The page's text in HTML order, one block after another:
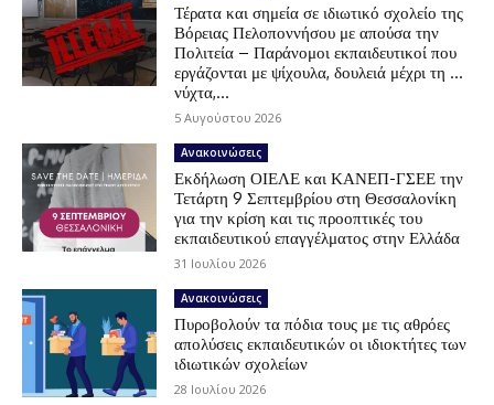
Τέρατα και σημεία σε ιδιωτικό σχολείο της
Βόρειας Πελοποννήσου με απούσα την
Πολιτεία – Παράνομοι εκπαιδευτικοί που
εργάζονται με ψίχουλα, δουλειά μέχρι τη …
νύχτα,...
5 Αυγούστου 2026
Ανακοινώσεις
Εκδήλωση ΟΙΕΛΕ και ΚΑΝΕΠ-ΓΣΕΕ την
Τετάρτη 9 Σεπτεμβρίου στη Θεσσαλονίκη
για την κρίση και τις προοπτικές του
εκπαιδευτικού επαγγέλματος στην Ελλάδα
31 Ιουλίου 2026
Ανακοινώσεις
Πυροβολούν τα πόδια τους με τις αθρόες
απολύσεις εκπαιδευτικών οι ιδιοκτήτες των
ιδιωτικών σχολείων
28 Ιουλίου 2026